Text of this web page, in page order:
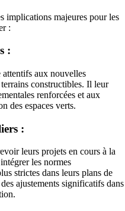
implications majeures pour les
:
:
aux nouvelles
constructibles. Il leur
renforcées et aux
des espaces verts.
:
leurs projets en cours à la
les normes
strictes dans leurs plans de
ajustements significatifs dans